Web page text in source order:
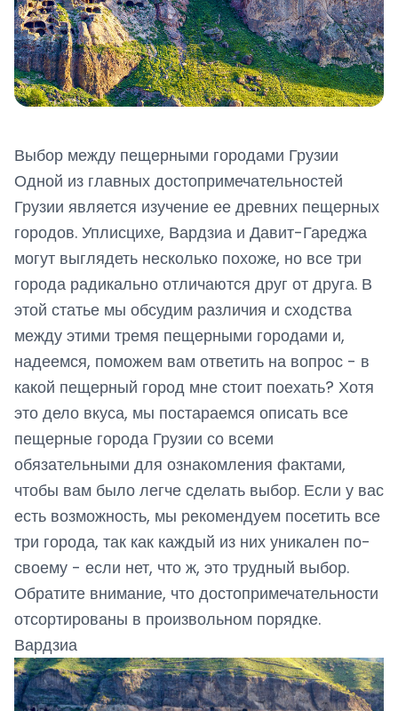
Выбор между пещерными городами Грузии
Одной из главных достопримечательностей
Грузии является изучение ее древних пещерных
городов. Уплисцихе, Вардзиа и Давит-Гареджа
могут выглядеть несколько похоже, но все три
города радикально отличаются друг от друга. В
этой статье мы обсудим различия и сходства
между этими тремя пещерными городами и,
надеемся, поможем вам ответить на вопрос - в
какой пещерный город мне стоит поехать? Хотя
это дело вкуса, мы постараемся описать все
пещерные города Грузии со всеми
обязательными для ознакомления фактами,
чтобы вам было легче сделать выбор. Если у вас
есть возможность, мы рекомендуем посетить все
три города, так как каждый из них уникален по-
своему - если нет, что ж, это трудный выбор.
Обратите внимание, что достопримечательности
отсортированы в произвольном порядке.
Вардзиа